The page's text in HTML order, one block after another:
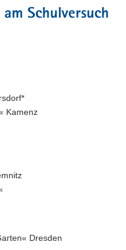
Schulversuch
Kamenz
Dresden